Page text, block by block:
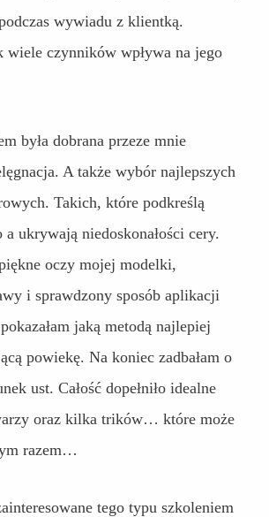
wywiadu z klientką.
wiele czynników wpływa na jego
była dobrana przeze mnie
A także wybór najlepszych
Takich, które podkreślą
a ukrywają niedoskonałości cery.
oczy mojej modelki,
i sprawdzony sposób aplikacji
jaką metodą najlepiej
powiekę. Na koniec zadbałam o
ust. Całość dopełniło idealne
oraz kilka trików… które może
razem…
tego typu szkoleniem